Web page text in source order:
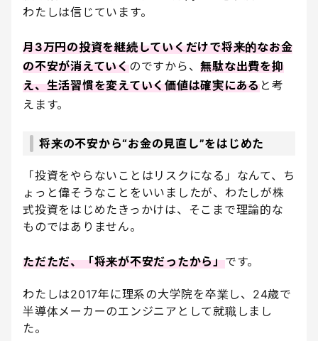
わたしは信じています。
月3万円の投資を継続していくだけで将来的なお金
の不安が消えていくのですから、無駄な出費を抑
え、生活習慣を変えていく価値は確実にあると考
えます。
将来の不安から“お金の見直し”をはじめた
「投資をやらないことはリスクになる」なんて、ち
ょっと偉そうなことをいいましたが、わたしが株
式投資をはじめたきっかけは、そこまで理論的な
ものではありません。
ただただ、「将来が不安だったから」です。
わたしは2017年に理系の大学院を卒業し、24歳で
半導体メーカーのエンジニアとして就職しまし
た。